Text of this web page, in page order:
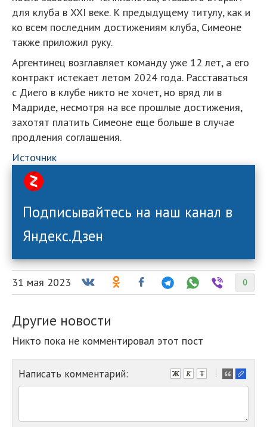
для клуба в XXI веке. К предыдущему титулу, как и
ко всем последним достижениям клуба, Симеоне
также приложил руку.
Аргентинец возглавляет команду уже 12 лет, а его
контракт истекает летом 2024 года. Расставаться
с Диего в клубе никто не хочет, но вряд ли в
Мадриде, несмотря на все прошлые достижения,
захотят платить Симеоне еще больше в случае
продления соглашения.
Источник
Подписывайтесь на наш канал в
Яндекс.Дзен
0
31 мая 2023
Другие новости
Никто пока не комментировал этот пост
Написать комментарий:
-
-
-